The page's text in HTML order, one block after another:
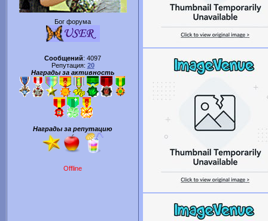
Бог форума
Сообщений: 4097
Репутация: 20
Награды за активность
Награды за репутацию
Offline